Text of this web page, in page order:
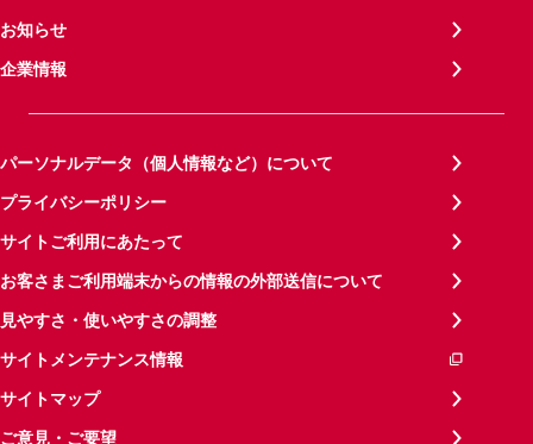
お知らせ
企業情報
パーソナルデータ（個人情報など）について
プライバシーポリシー
サイトご利用にあたって
お客さまご利用端末からの情報の外部送信について
見やすさ・使いやすさの調整
サイトメンテナンス情報
サイトマップ
ご意見・ご要望